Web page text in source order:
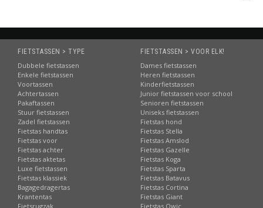
FIETSTASSEN > TYPE
Dubbele fietstassen
Enkele fietstassen
Voortassen
Achtertassen
Pakaftassen
Stuur fietstassen
Zadel fietstassen
Fietstas handtas
Fietstas voor
Fietstas achter
Fietstas aktetas
Luxe fietstassen
Fietstas klassiek
Bagagedragertas
Krantentas
Fietsrugzak
FIETSTASSEN > VOOR ELK!
Dames fietstassen
Heren fietstassen
Kinderfietstassen
Junior fietstassen voor school
Senioren fietstassen
Uniseks fietstassen
Fietstas hond
Fietstas Stella
Fietstas Amslod
Fietstas Gazelle
Fietstas Koga
Fietstas Sparta
Fietstas Batavus
Fietstas Cortina
Fietstas Giant
Fietstas Qwic